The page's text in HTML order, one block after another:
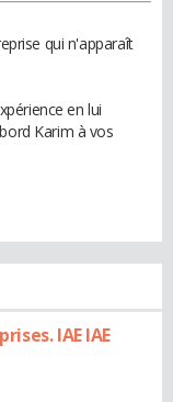
qui n'apparaît
en lui
Karim à vos
IAE IAE